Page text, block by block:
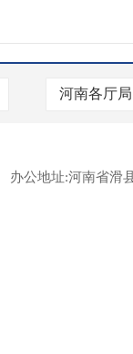
办公地址:河南省滑